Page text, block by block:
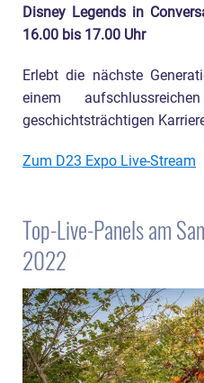
Disney Legends in
16.00 bis 17.00 Uhr
Erlebt die nächste
einem
geschichtsträchtigen
Zum D23 Expo Live-Stream
Top-Live-Panels am
2022